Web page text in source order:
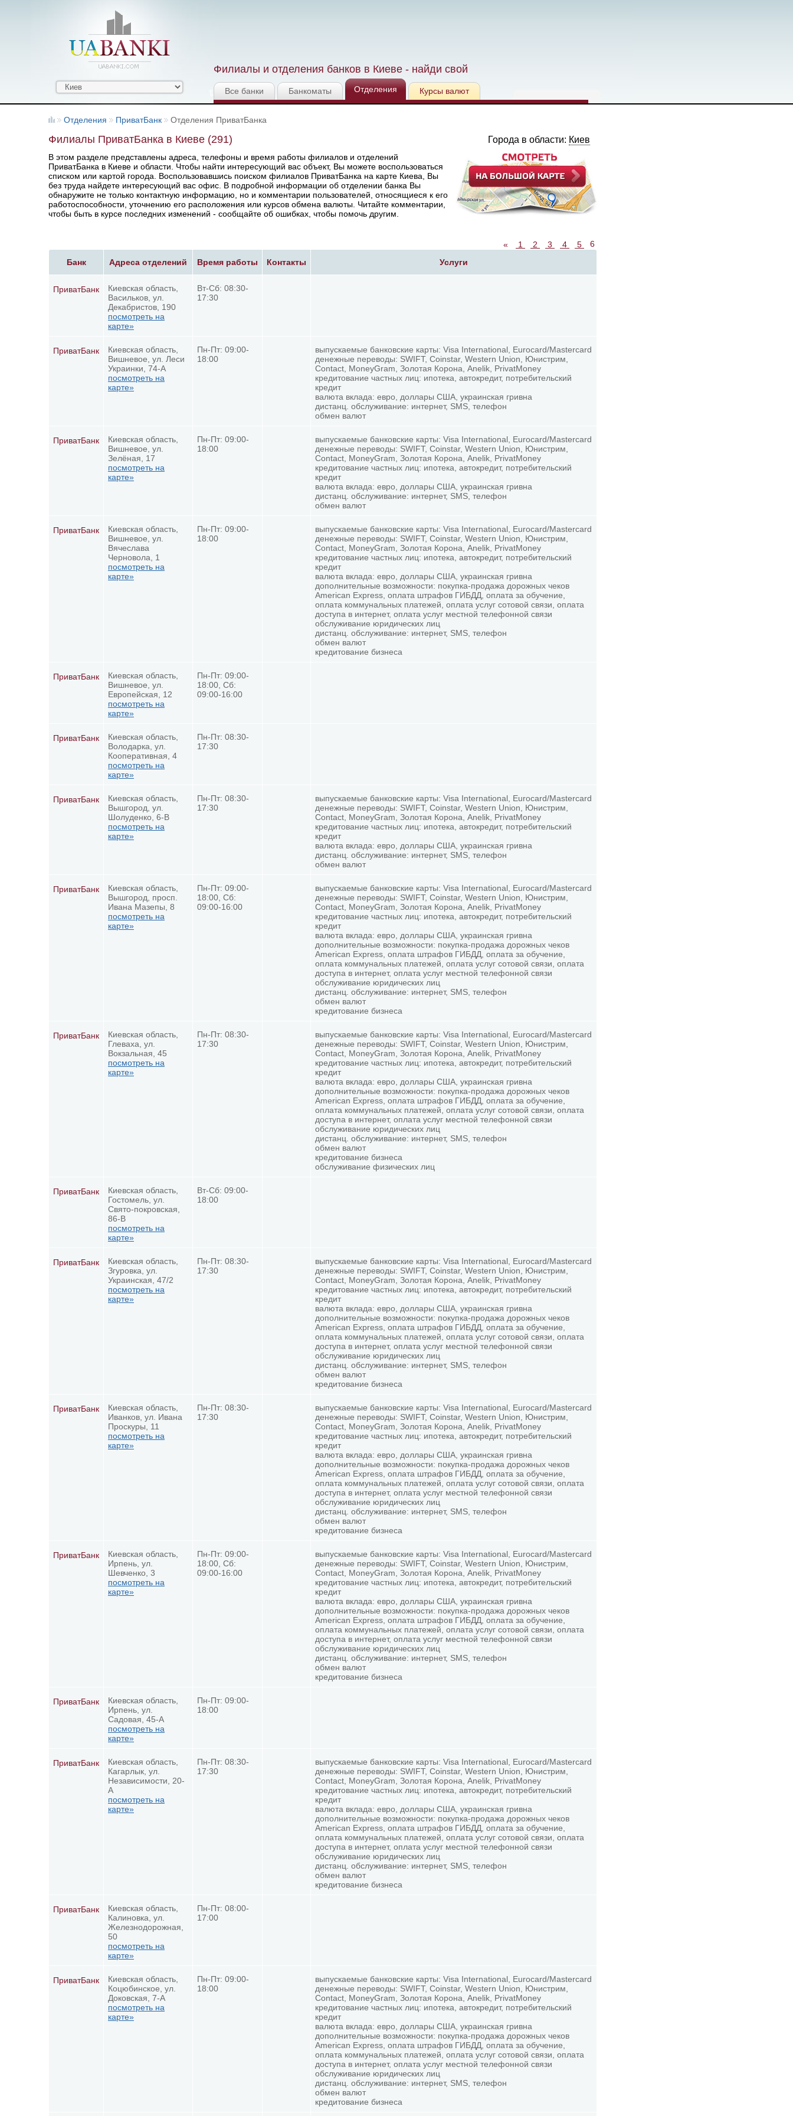
Филиалы и отделения банков в Киеве - найди свой
Все банки Банкоматы Отделения Курсы валют
Отделения ПриватБанк Отделения ПриватБанка
Филиалы ПриватБанка в Киеве (291) Города в области: Киев
В этом разделе представлены адреса, телефоны и время работы филиалов и отделений
ПриватБанка в Киеве и области. Чтобы найти интересующий вас объект, Вы можете воспользоваться
списком или картой города. Воспользовавшись поиском филиалов ПриватБанка на карте Киева, Вы
без труда найдете интересующий вас офис. В подробной информации об отделении банка Вы
обнаружите не только контактную информацию, но и комментарии пользователей, относящиеся к его
работоспособности, уточнению его расположения или курсов обмена валюты. Читайте комментарии,
чтобы быть в курсе последних изменений - сообщайте об ошибках, чтобы помочь другим.
« 1 2 3 4 5
6
Банк
Адреса отделений Время работы Контакты Услуги
ПриватБанк
Киевская область,
Васильков, ул.
Декабристов, 190
посмотреть на
карте»
Вт-Сб: 08:30-
17:30
ПриватБанк
Киевская область,
Вишневое, ул. Леси
Украинки, 74-А
посмотреть на
карте»
Пн-Пт: 09:00-
18:00
выпускаемые банковские карты: Visa International, Eurocard/Mastercard
денежные переводы: SWIFT, Coinstar, Western Union, Юнистрим,
Contact, MoneyGram, Золотая Корона, Anelik, PrivatMoney
кредитование частных лиц: ипотека, автокредит, потребительский
кредит
валюта вклада: евро, доллары США, украинская гривна
дистанц. обслуживание: интернет, SMS, телефон
обмен валют
ПриватБанк
Киевская область,
Вишневое, ул.
Зелёная, 17
посмотреть на
карте»
Пн-Пт: 09:00-
18:00
выпускаемые банковские карты: Visa International, Eurocard/Mastercard
денежные переводы: SWIFT, Coinstar, Western Union, Юнистрим,
Contact, MoneyGram, Золотая Корона, Anelik, PrivatMoney
кредитование частных лиц: ипотека, автокредит, потребительский
кредит
валюта вклада: евро, доллары США, украинская гривна
дистанц. обслуживание: интернет, SMS, телефон
обмен валют
ПриватБанк
Киевская область,
Вишневое, ул.
Вячеслава
Черновола, 1
посмотреть на
карте»
Пн-Пт: 09:00-
18:00
выпускаемые банковские карты: Visa International, Eurocard/Mastercard
денежные переводы: SWIFT, Coinstar, Western Union, Юнистрим,
Contact, MoneyGram, Золотая Корона, Anelik, PrivatMoney
кредитование частных лиц: ипотека, автокредит, потребительский
кредит
валюта вклада: евро, доллары США, украинская гривна
дополнительные возможности: покупка-продажа дорожных чеков
American Express, оплата штрафов ГИБДД, оплата за обучение,
оплата коммунальных платежей, оплата услуг сотовой связи, оплата
доступа в интернет, оплата услуг местной телефонной связи
обслуживание юридических лиц
дистанц. обслуживание: интернет, SMS, телефон
обмен валют
кредитование бизнеса
ПриватБанк
Киевская область,
Вишневое, ул.
Европейская, 12
посмотреть на
карте»
Пн-Пт: 09:00-
18:00, Сб:
09:00-16:00
ПриватБанк
Киевская область,
Володарка, ул.
Кооперативная, 4
посмотреть на
карте»
Пн-Пт: 08:30-
17:30
ПриватБанк
Киевская область,
Вышгород, ул.
Шолуденко, 6-В
посмотреть на
карте»
Пн-Пт: 08:30-
17:30
выпускаемые банковские карты: Visa International, Eurocard/Mastercard
денежные переводы: SWIFT, Coinstar, Western Union, Юнистрим,
Contact, MoneyGram, Золотая Корона, Anelik, PrivatMoney
кредитование частных лиц: ипотека, автокредит, потребительский
кредит
валюта вклада: евро, доллары США, украинская гривна
дистанц. обслуживание: интернет, SMS, телефон
обмен валют
ПриватБанк
Киевская область,
Вышгород, просп.
Ивана Мазепы, 8
посмотреть на
карте»
Пн-Пт: 09:00-
18:00, Сб:
09:00-16:00
выпускаемые банковские карты: Visa International, Eurocard/Mastercard
денежные переводы: SWIFT, Coinstar, Western Union, Юнистрим,
Contact, MoneyGram, Золотая Корона, Anelik, PrivatMoney
кредитование частных лиц: ипотека, автокредит, потребительский
кредит
валюта вклада: евро, доллары США, украинская гривна
дополнительные возможности: покупка-продажа дорожных чеков
American Express, оплата штрафов ГИБДД, оплата за обучение,
оплата коммунальных платежей, оплата услуг сотовой связи, оплата
доступа в интернет, оплата услуг местной телефонной связи
обслуживание юридических лиц
дистанц. обслуживание: интернет, SMS, телефон
обмен валют
кредитование бизнеса
ПриватБанк
Киевская область,
Глеваха, ул.
Вокзальная, 45
посмотреть на
карте»
Пн-Пт: 08:30-
17:30
выпускаемые банковские карты: Visa International, Eurocard/Mastercard
денежные переводы: SWIFT, Coinstar, Western Union, Юнистрим,
Contact, MoneyGram, Золотая Корона, Anelik, PrivatMoney
кредитование частных лиц: ипотека, автокредит, потребительский
кредит
валюта вклада: евро, доллары США, украинская гривна
дополнительные возможности: покупка-продажа дорожных чеков
American Express, оплата штрафов ГИБДД, оплата за обучение,
оплата коммунальных платежей, оплата услуг сотовой связи, оплата
доступа в интернет, оплата услуг местной телефонной связи
обслуживание юридических лиц
дистанц. обслуживание: интернет, SMS, телефон
обмен валют
кредитование бизнеса
обслуживание физических лиц
ПриватБанк
Киевская область,
Гостомель, ул.
Свято-покровская,
86-В
посмотреть на
карте»
Вт-Сб: 09:00-
18:00
ПриватБанк
Киевская область,
Згуровка, ул.
Украинская, 47/2
посмотреть на
карте»
Пн-Пт: 08:30-
17:30
выпускаемые банковские карты: Visa International, Eurocard/Mastercard
денежные переводы: SWIFT, Coinstar, Western Union, Юнистрим,
Contact, MoneyGram, Золотая Корона, Anelik, PrivatMoney
кредитование частных лиц: ипотека, автокредит, потребительский
кредит
валюта вклада: евро, доллары США, украинская гривна
дополнительные возможности: покупка-продажа дорожных чеков
American Express, оплата штрафов ГИБДД, оплата за обучение,
оплата коммунальных платежей, оплата услуг сотовой связи, оплата
доступа в интернет, оплата услуг местной телефонной связи
обслуживание юридических лиц
дистанц. обслуживание: интернет, SMS, телефон
обмен валют
кредитование бизнеса
ПриватБанк
Киевская область,
Иванков, ул. Ивана
Проскуры, 11
посмотреть на
карте»
Пн-Пт: 08:30-
17:30
выпускаемые банковские карты: Visa International, Eurocard/Mastercard
денежные переводы: SWIFT, Coinstar, Western Union, Юнистрим,
Contact, MoneyGram, Золотая Корона, Anelik, PrivatMoney
кредитование частных лиц: ипотека, автокредит, потребительский
кредит
валюта вклада: евро, доллары США, украинская гривна
дополнительные возможности: покупка-продажа дорожных чеков
American Express, оплата штрафов ГИБДД, оплата за обучение,
оплата коммунальных платежей, оплата услуг сотовой связи, оплата
доступа в интернет, оплата услуг местной телефонной связи
обслуживание юридических лиц
дистанц. обслуживание: интернет, SMS, телефон
обмен валют
кредитование бизнеса
ПриватБанк
Киевская область,
Ирпень, ул.
Шевченко, 3
посмотреть на
карте»
Пн-Пт: 09:00-
18:00, Сб:
09:00-16:00
выпускаемые банковские карты: Visa International, Eurocard/Mastercard
денежные переводы: SWIFT, Coinstar, Western Union, Юнистрим,
Contact, MoneyGram, Золотая Корона, Anelik, PrivatMoney
кредитование частных лиц: ипотека, автокредит, потребительский
кредит
валюта вклада: евро, доллары США, украинская гривна
дополнительные возможности: покупка-продажа дорожных чеков
American Express, оплата штрафов ГИБДД, оплата за обучение,
оплата коммунальных платежей, оплата услуг сотовой связи, оплата
доступа в интернет, оплата услуг местной телефонной связи
обслуживание юридических лиц
дистанц. обслуживание: интернет, SMS, телефон
обмен валют
кредитование бизнеса
ПриватБанк
Киевская область,
Ирпень, ул.
Садовая, 45-А
посмотреть на
карте»
Пн-Пт: 09:00-
18:00
ПриватБанк
Киевская область,
Кагарлык, ул.
Независимости, 20-
А
посмотреть на
карте»
Пн-Пт: 08:30-
17:30
выпускаемые банковские карты: Visa International, Eurocard/Mastercard
денежные переводы: SWIFT, Coinstar, Western Union, Юнистрим,
Contact, MoneyGram, Золотая Корона, Anelik, PrivatMoney
кредитование частных лиц: ипотека, автокредит, потребительский
кредит
валюта вклада: евро, доллары США, украинская гривна
дополнительные возможности: покупка-продажа дорожных чеков
American Express, оплата штрафов ГИБДД, оплата за обучение,
оплата коммунальных платежей, оплата услуг сотовой связи, оплата
доступа в интернет, оплата услуг местной телефонной связи
обслуживание юридических лиц
дистанц. обслуживание: интернет, SMS, телефон
обмен валют
кредитование бизнеса
ПриватБанк
Киевская область,
Калиновка, ул.
Железнодорожная,
50
посмотреть на
карте»
Пн-Пт: 08:00-
17:00
ПриватБанк
Киевская область,
Коцюбинское, ул.
Доковская, 7-А
посмотреть на
карте»
Пн-Пт: 09:00-
18:00
выпускаемые банковские карты: Visa International, Eurocard/Mastercard
денежные переводы: SWIFT, Coinstar, Western Union, Юнистрим,
Contact, MoneyGram, Золотая Корона, Anelik, PrivatMoney
кредитование частных лиц: ипотека, автокредит, потребительский
кредит
валюта вклада: евро, доллары США, украинская гривна
дополнительные возможности: покупка-продажа дорожных чеков
American Express, оплата штрафов ГИБДД, оплата за обучение,
оплата коммунальных платежей, оплата услуг сотовой связи, оплата
доступа в интернет, оплата услуг местной телефонной связи
обслуживание юридических лиц
дистанц. обслуживание: интернет, SMS, телефон
обмен валют
кредитование бизнеса